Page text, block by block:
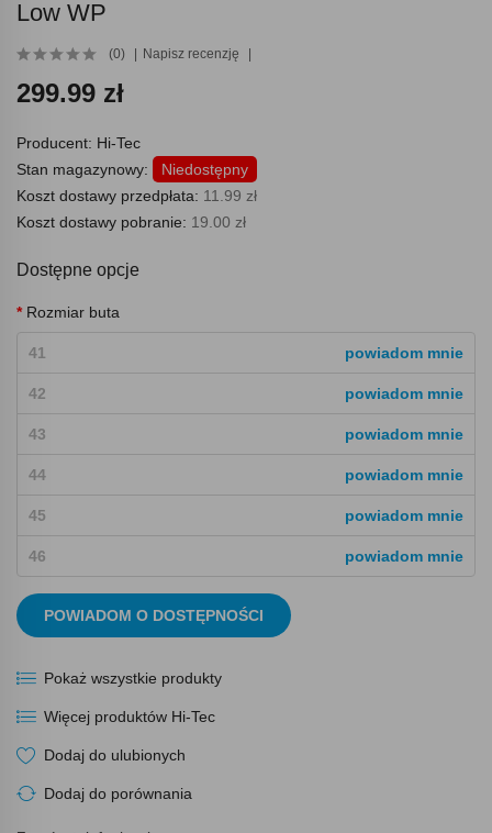
Low WP
(0) Napisz recenzję
299.99 zł
Producent: Hi-Tec
Stan magazynowy:
Niedostępny
Koszt dostawy przedpłata: 11.99 zł
Koszt dostawy pobranie: 19.00 zł
Dostępne opcje
Rozmiar buta
41 powiadom mnie
42 powiadom mnie
43 powiadom mnie
44 powiadom mnie
45 powiadom mnie
46 powiadom mnie
POWIADOM O DOSTĘPNOŚCI
Pokaż wszystkie produkty
Więcej produktów Hi-Tec
Dodaj do ulubionych
Dodaj do porównania